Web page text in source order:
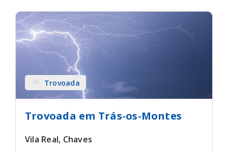
Trovoada
Trovoada em Trás-os-Montes
Vila Real, Chaves